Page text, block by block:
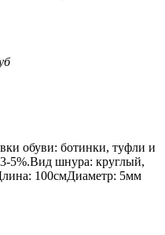
обуви: ботинки, туфли и
5%.Вид шнура: круглый,
100смДиаметр: 5мм